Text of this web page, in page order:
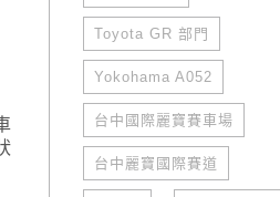
Toyota GR 部門
Yokohama A052
台中國際麗寶賽車場
台中麗寶國際賽道